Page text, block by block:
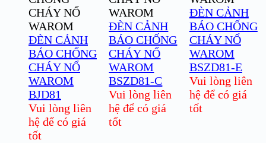
CHÁY NỔ
WAROM
ĐÈN CẢNH
BÁO CHỐNG
CHÁY NỔ
WAROM
BJD81
Vui lòng liên
hệ để có giá
tốt
WAROM
ĐÈN CẢNH
BÁO CHỐNG
CHÁY NỔ
WAROM
BSZD81-C
Vui lòng liên
hệ để có giá
tốt
ĐÈN CẢNH
BÁO CHỐNG
CHÁY NỔ
WAROM
BSZD81-E
Vui lòng liên
hệ để có giá
tốt